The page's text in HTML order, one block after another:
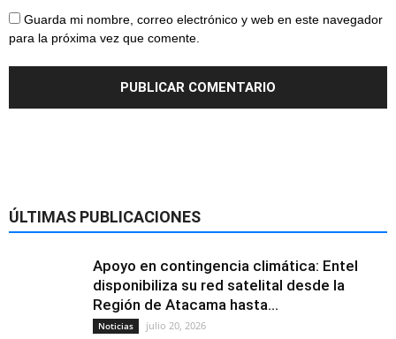
Guarda mi nombre, correo electrónico y web en este navegador
para la próxima vez que comente.
ÚLTIMAS PUBLICACIONES
Apoyo en contingencia climática: Entel
disponibiliza su red satelital desde la
Región de Atacama hasta...
Noticias julio 20, 2026